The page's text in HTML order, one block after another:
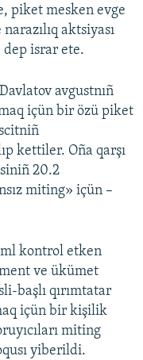
piket mesken evge
aktsiyası
dep israr ete.
avgustnıñ
içün bir özü piket
kettiler. Oña qarşı
20.2
miting» içün –
kontrol etken
ve ükümet
başlı qırımtatar
içün bir kişilik
miting
yiberildi.